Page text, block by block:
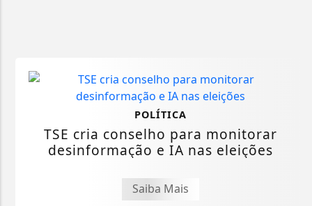
POLÍTICA
TSE cria conselho para monitorar
desinformação e IA nas eleições
Saiba Mais